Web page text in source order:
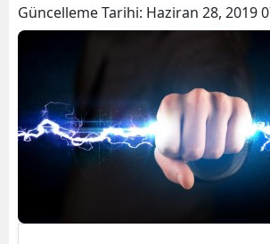
Güncelleme Tarihi: Haziran 28, 2019